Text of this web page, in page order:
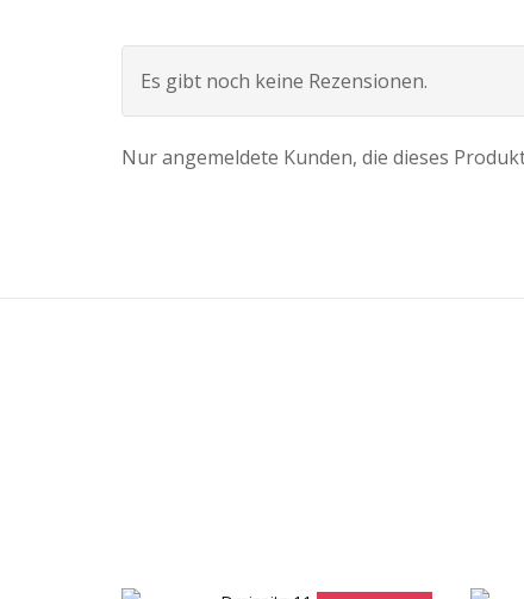
Es gibt noch keine Rezensionen.
Nur angemeldete Kunden, die dieses